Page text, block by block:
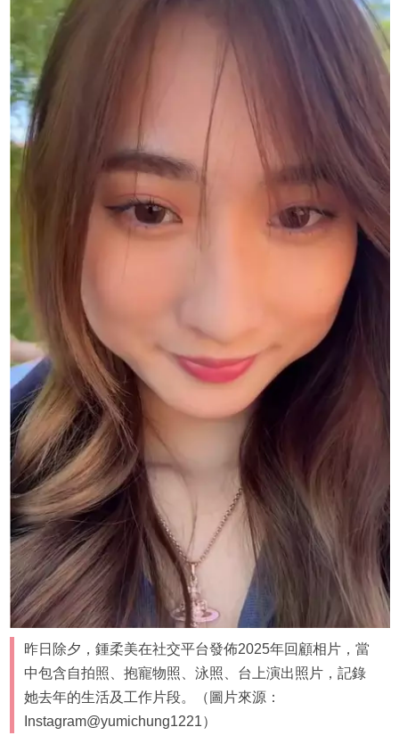
昨日除夕，鍾柔美在社交平台發佈2025年回顧相片，當
中包含自拍照、抱寵物照、泳照、台上演出照片，記錄
她去年的生活及工作片段。（圖片來源：
Instagram@yumichung1221）